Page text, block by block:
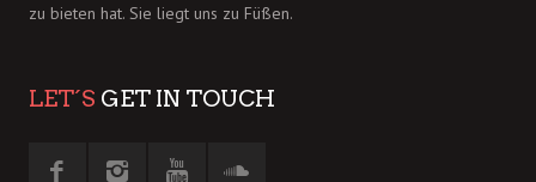
zu bieten hat. Sie liegt uns zu Füßen.
LET´S GET IN TOUCH